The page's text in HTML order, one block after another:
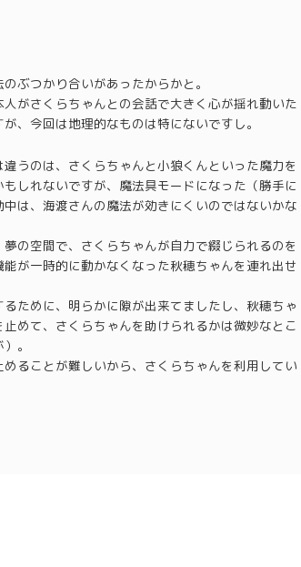
ぶつかり合いがあったからかと。
がさくらちゃんとの会話で大きく心が揺れ動いた
、今回は地理的なものは特にないですし。
うのは、さくらちゃんと小狼くんといった魔力を
しれないですが、魔法具モードになった（勝手に
は、海渡さんの魔法が効きにくいのではないかな
の空間で、さくらちゃんが自力で綴じられるのを
が一時的に動かなくなった秋穂ちゃんを連れ出せ
ために、明らかに隙が出来てましたし、秋穂ちゃ
めて、さくらちゃんを助けられるかは微妙なとこ
。
ることが難しいから、さくらちゃんを利用してい